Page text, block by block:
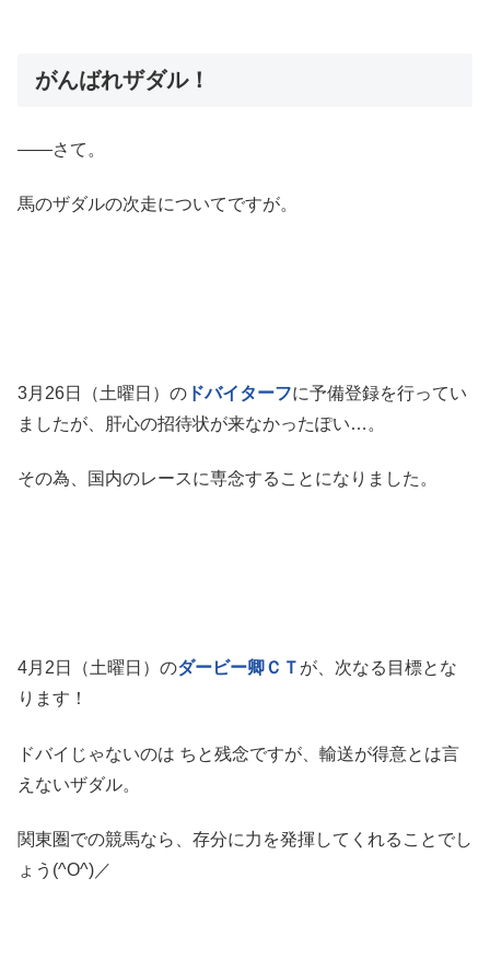
がんばれザダル！
――さて。
馬のザダルの次走についてですが。
3月26日（土曜日）の ドバイターフに予備登録を行ってい
ましたが、肝心の招待状が来なかったぽい…。
その為、国内のレースに専念することになりました。
4月2日（土曜日）のダービー卿ＣＴ が、次なる目標とな
ります！
ドバイじゃないのは ちと残念ですが、輸送が得意とは言
えないザダル。
関東圏での競馬なら、存分に力を発揮してくれることでし
ょう(^O^)／